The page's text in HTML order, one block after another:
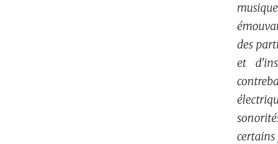
des
et
certains